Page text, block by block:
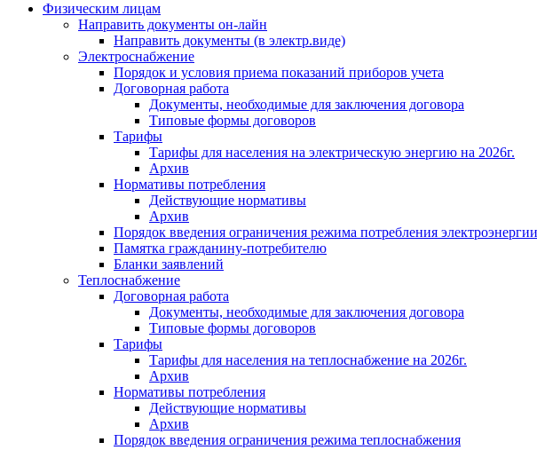
Физическим лицам
Направить документы он-лайн
Направить документы (в электр.виде)
Электроснабжение
Порядок и условия приема показаний приборов учета
Договорная работа
Документы, необходимые для заключения договора
Типовые формы договоров
Тарифы
Тарифы для населения на электрическую энергию на 2026г.
Архив
Нормативы потребления
Действующие нормативы
Архив
Порядок введения ограничения режима потребления электроэнергии
Памятка гражданину-потребителю
Бланки заявлений
Теплоснабжение
Договорная работа
Документы, необходимые для заключения договора
Типовые формы договоров
Тарифы
Тарифы для населения на теплоснабжение на 2026г.
Архив
Нормативы потребления
Действующие нормативы
Архив
Порядок введения ограничения режима теплоснабжения